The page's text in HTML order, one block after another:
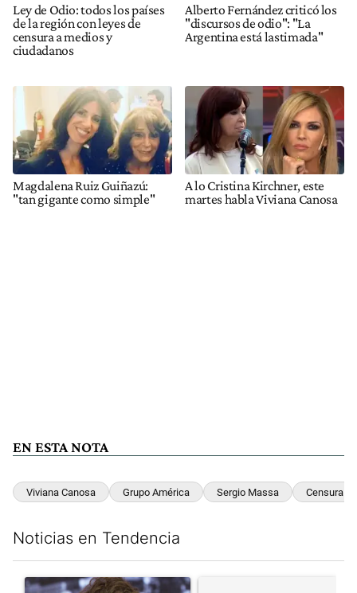
Ley de Odio: todos los países
de la región con leyes de
censura a medios y
ciudadanos
Alberto Fernández criticó los
"discursos de odio": "La
Argentina está lastimada"
Magdalena Ruiz Guiñazú:
"tan gigante como simple"
A lo Cristina Kirchner, este
martes habla Viviana Canosa
EN ESTA NOTA
Viviana Canosa Grupo América Sergio Massa Censura
Noticias en Tendencia
Un artículo de tendencia con el título "Yo, Milei" con 3